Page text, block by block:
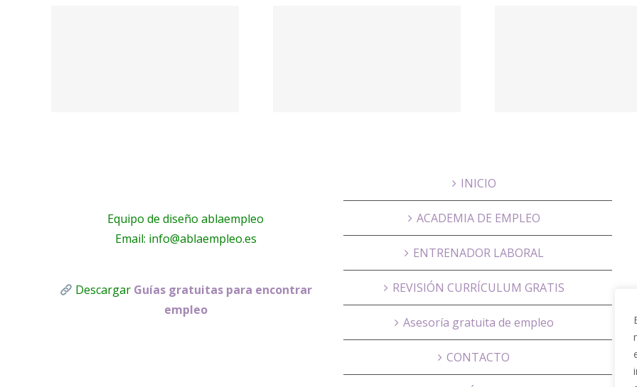
Equipo de diseño ablaempleo
Email: info@ablaempleo.es
Descargar Guías gratuitas para encontrar
empleo
INICIO
ACADEMIA DE EMPLEO
ENTRENADOR LABORAL
REVISIÓN CURRÍCULUM GRATIS
Asesoría gratuita de empleo
CONTACTO